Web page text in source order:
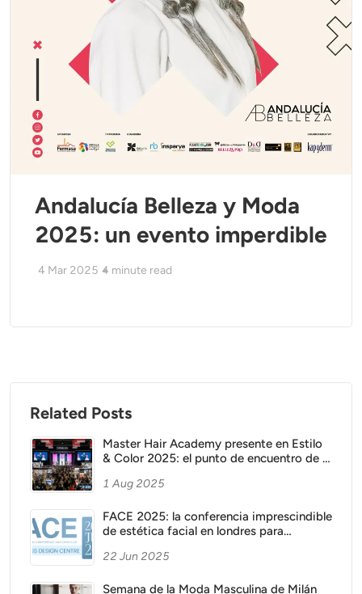
Andalucía Belleza y Moda
2025: un evento imperdible
4 Mar 2025 4 minute read
Related Posts
Master Hair Academy presente en Estilo
& Color 2025: el punto de encuentro de la
1 Aug 2025
FACE 2025: la conferencia imprescindible
de estética facial en londres para
22 Jun 2025
Semana de la Moda Masculina de Milán